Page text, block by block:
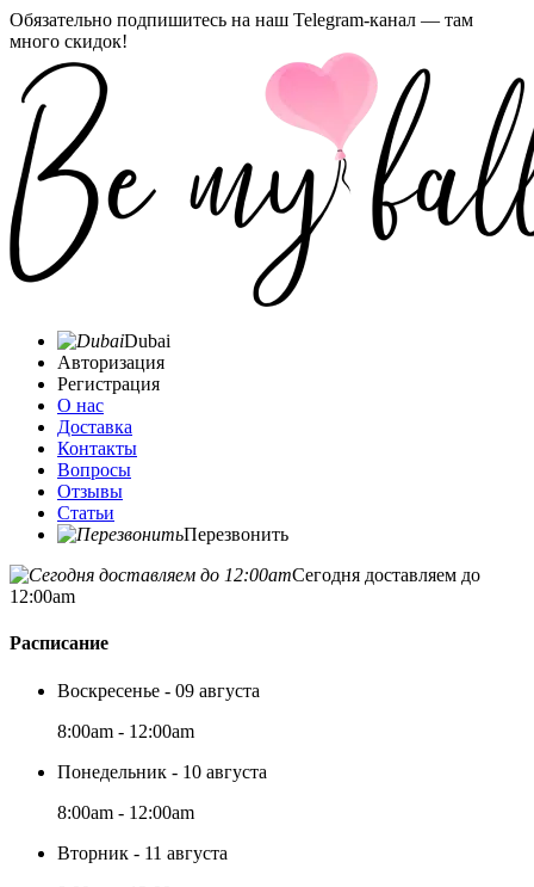
Обязательно подпишитесь на наш Telegram-канал — там
много скидок!
Dubai
Авторизация
Регистрация
О нас
Доставка
Контакты
Вопросы
Отзывы
Статьи
Перезвонить
Сегодня доставляем до
12:00am
Расписание
Воскресенье - 09 августа
8:00am - 12:00am
Понедельник - 10 августа
8:00am - 12:00am
Вторник - 11 августа